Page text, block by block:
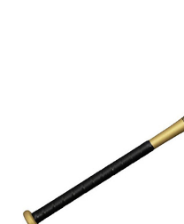
直営店一覧
取扱店一覧
0950：ブラック×ゴールド
カーボン＋グラス＋ミズノ